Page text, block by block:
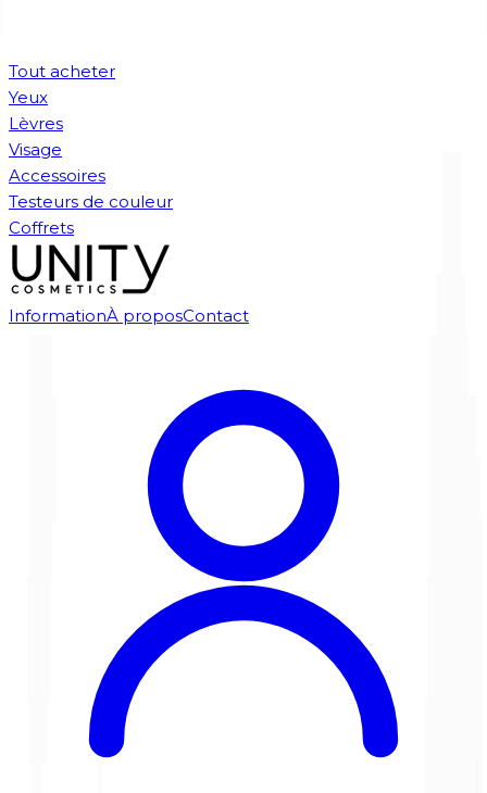
Tout acheter
Yeux
Lèvres
Visage
Accessoires
Testeurs de couleur
Coffrets
InformationÀ proposContact